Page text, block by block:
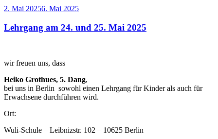
Veröffentlicht
2. Mai 20256. Mai 2025
Lehrgang am 24. und 25. Mai 2025
wir freuen uns, dass
Heiko Grothues, 5. Dang,
bei uns in Berlin sowohl einen Lehrgang für Kinder als auch für
Erwachsene durchführen wird.
Ort:
Wuli-Schule – Leibnizstr. 102 – 10625 Berlin